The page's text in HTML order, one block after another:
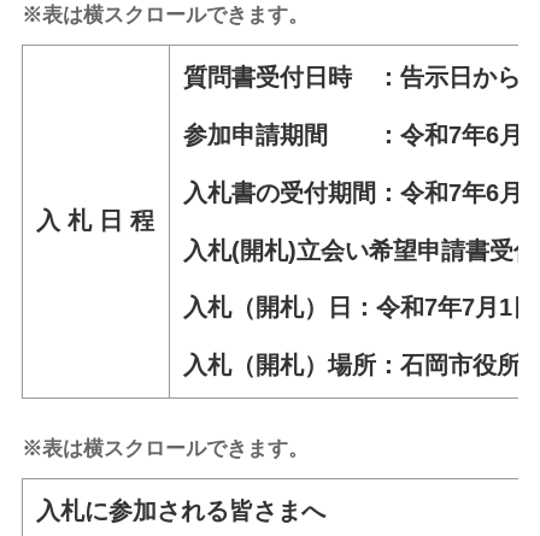
※表は横スクロールできます。
入 札 日 程
質問書受付日時 ：告示日から
参加申請期間 ：令和7年6月11
入札書の受付期間：令和7年6月
入札(開札)立会い希望申請書受
入札（開札）日：令和7年7月1
入札（開札）場所：石岡市役
※表は横スクロールできます。
入札に参加される皆さまへ